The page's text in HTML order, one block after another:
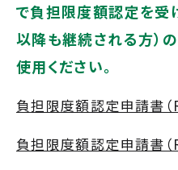
で負担限度額認定を受
以降も継続される方）
使用ください。
負担限度額認定申請書
負担限度額認定申請書